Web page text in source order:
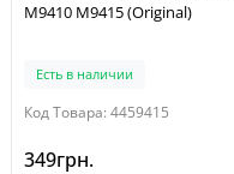
M9410 M9415 (Original)
Есть в наличии
Код Товара: 4459415
349грн.